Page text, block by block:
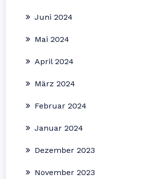
Juni 2024
Mai 2024
April 2024
März 2024
Februar 2024
Januar 2024
Dezember 2023
November 2023